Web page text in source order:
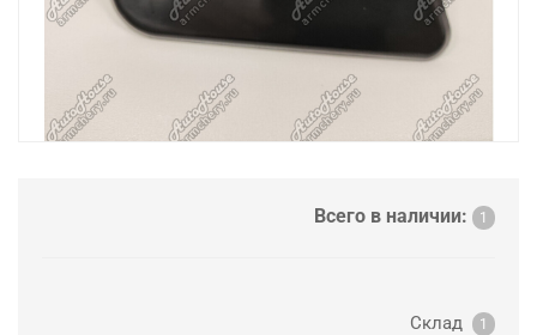
Всего в наличии: 1
Склад 1